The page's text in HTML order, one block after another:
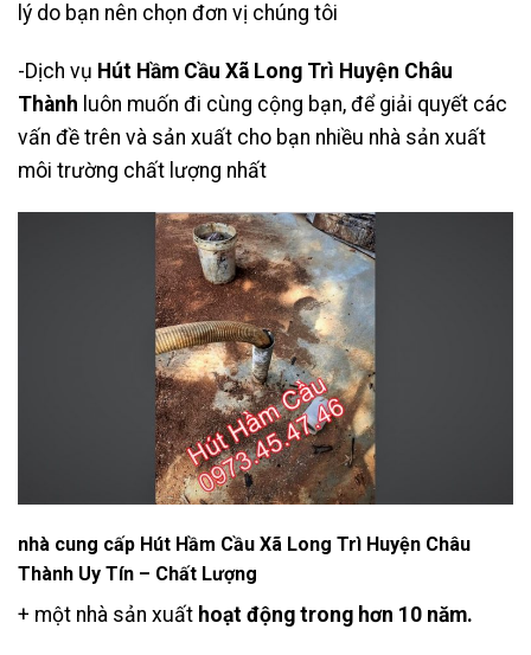
lý do bạn nên chọn đơn vị chúng tôi
-Dịch vụ Hút Hầm Cầu Xã Long Trì Huyện Châu
Thành luôn muốn đi cùng cộng bạn, để giải quyết các
vấn đề trên và sản xuất cho bạn nhiều nhà sản xuất
môi trường chất lượng nhất
nhà cung cấp Hút Hầm Cầu Xã Long Trì Huyện Châu
Thành Uy Tín – Chất Lượng
+ một nhà sản xuất hoạt động trong hơn 10 năm.